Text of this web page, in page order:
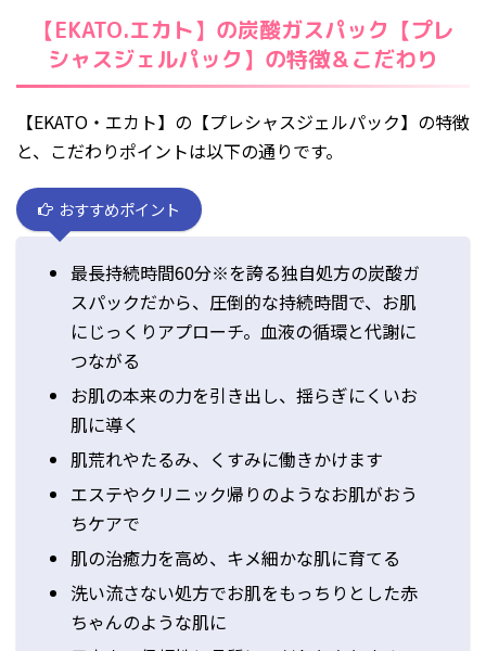
【EKATO.エカト】の炭酸ガスパック【プレ
シャスジェルパック】の特徴＆こだわり
【EKATO・エカト】の【プレシャスジェルパック】の特徴
と、こだわりポイントは以下の通りです。
おすすめポイント
最長持続時間60分※を誇る独自処方の炭酸ガ
スパックだから、圧倒的な持続時間で、お肌
にじっくりアプローチ。血液の循環と代謝に
つながる
お肌の本来の力を引き出し、揺らぎにくいお
肌に導く
肌荒れやたるみ、くすみに働きかけます
エステやクリニック帰りのようなお肌がおう
ちケアで
肌の治癒力を高め、キメ細かな肌に育てる
洗い流さない処方でお肌をもっちりとした赤
ちゃんのような肌に